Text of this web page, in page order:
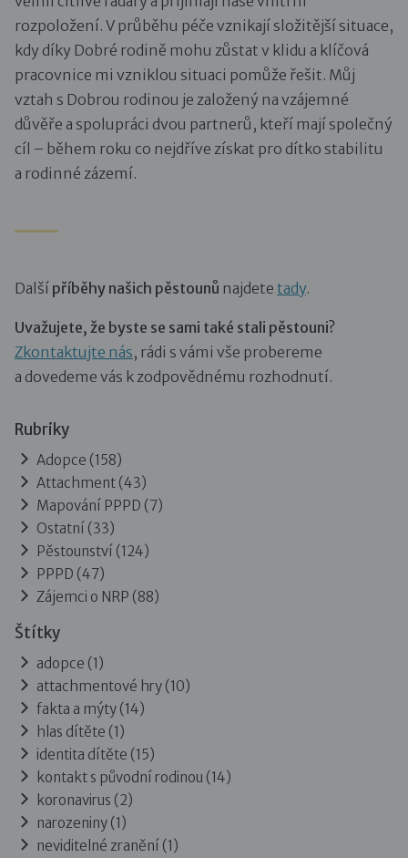
rozpoložení. V průběhu péče vznikají složitější situace,
kdy díky Dobré rodině mohu zůstat v klidu a klíčová
pracovnice mi vzniklou situaci pomůže řešit. Můj
vztah s Dobrou rodinou je založený na vzájemné
důvěře a spolupráci dvou partnerů, kteří mají společný
cíl – během roku co nejdříve získat pro dítko stabilitu
a rodinné zázemí.
Další příběhy našich pěstounů najdete tady.
Uvažujete, že byste se sami také stali pěstouni?
Zkontaktujte nás, rádi s vámi vše probereme
a dovedeme vás k zodpovědnému rozhodnutí.
Rubriky
Adopce (158)
Attachment (43)
Mapování PPPD (7)
Ostatní (33)
Pěstounství (124)
PPPD (47)
Zájemci o NRP (88)
Štítky
adopce (1)
attachmentové hry (10)
fakta a mýty (14)
hlas dítěte (1)
identita dítěte (15)
kontakt s původní rodinou (14)
koronavirus (2)
narozeniny (1)
neviditelné zranění (1)